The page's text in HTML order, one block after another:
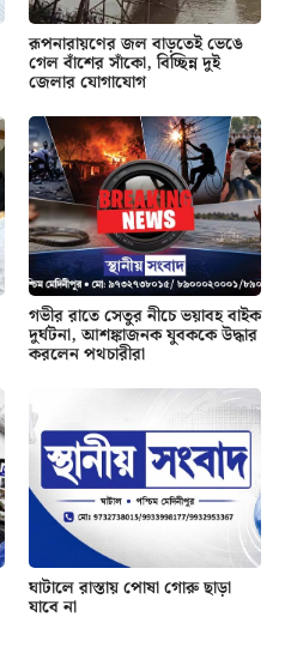
রূপনারায়ণের জল বাড়তেই ভেঙে
গেল বাঁশের সাঁকো, বিচ্ছিন্ন দুই
জেলার যোগাযোগ
গভীর রাতে সেতুর নীচে ভয়াবহ বাইক
দুর্ঘটনা, আশঙ্কাজনক যুবককে উদ্ধার
করলেন পথচারীরা
ঘাটালে রাস্তায় পোষা গোরু ছাড়া
যাবে না